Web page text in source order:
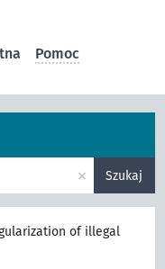
Pomoc
× Szukaj
of illegal